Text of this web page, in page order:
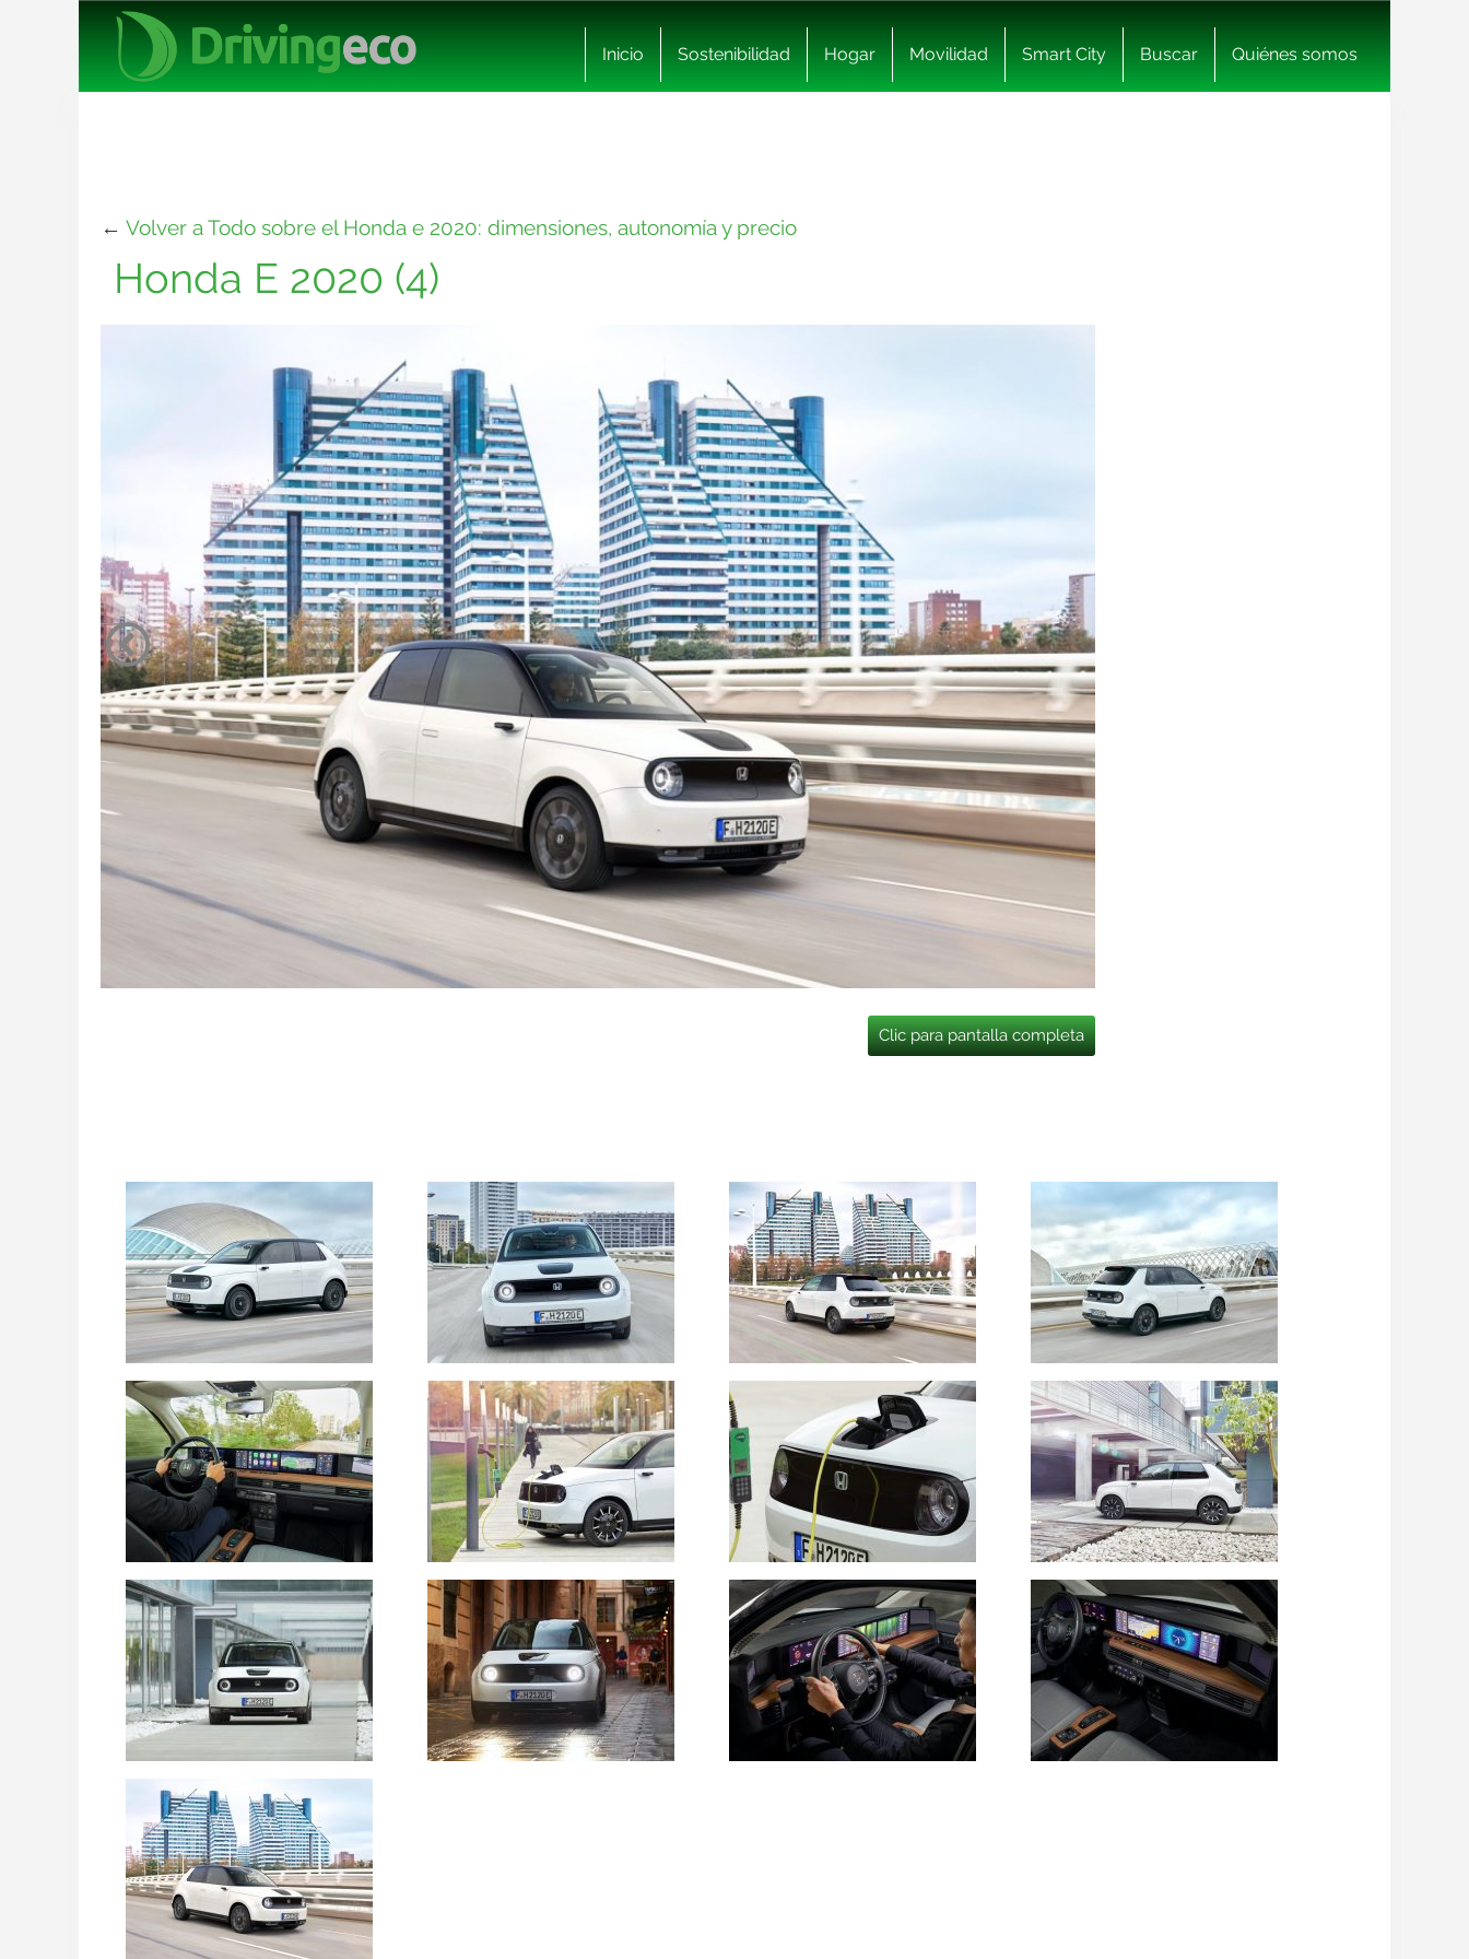
Inicio Sostenibilidad Hogar Movilidad Smart City Buscar Quiénes somos
← Volver a Todo sobre el Honda e 2020: dimensiones, autonomía y precio
Honda E 2020 (4)
Clic para pantalla completa